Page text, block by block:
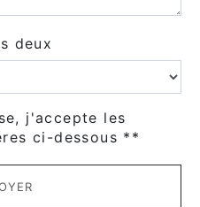
deux
j'accepte les
ci-dessous **